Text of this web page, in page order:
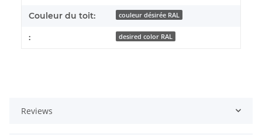
Couleur du toit: couleur désirée RAL
: desired color RAL
Reviews